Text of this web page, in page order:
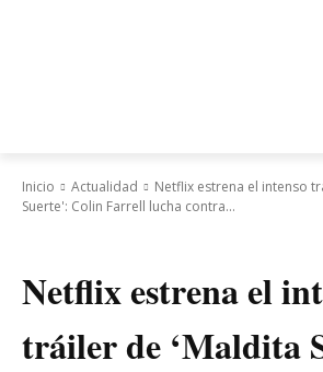
Inicio Actualidad
Netflix estrena el intenso
Suerte': Colin Farrell lucha contra...
Netflix estrena el
tráiler de ‘Maldita